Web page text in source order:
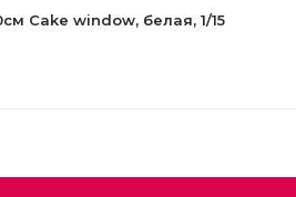
Cake window, белая, 1/15